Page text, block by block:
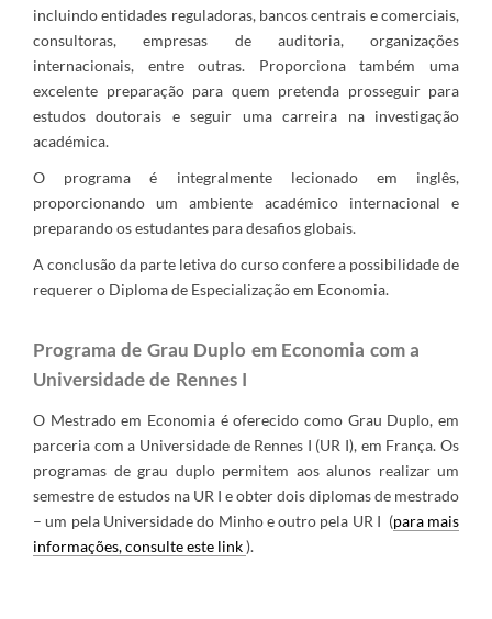
incluindo entidades reguladoras, bancos centrais e comerciais,
consultoras, empresas de auditoria, organizações
internacionais, entre outras. Proporciona também uma
excelente preparação para quem pretenda prosseguir para
estudos doutorais e seguir uma carreira na investigação
académica.
O programa é integralmente lecionado em inglês,
proporcionando um ambiente académico internacional e
preparando os estudantes para desafios globais.
A conclusão da parte letiva do curso confere a possibilidade de
requerer o Diploma de Especialização em Economia.
Programa de Grau Duplo em Economia com a
Universidade de Rennes I
O Mestrado em Economia é oferecido como Grau Duplo, em
parceria com a Universidade de Rennes I (UR I), em França. Os
programas de grau duplo permitem aos alunos realizar um
semestre de estudos na UR I e obter dois diplomas de mestrado
– um pela Universidade do Minho e outro pela UR I (para mais
informações, consulte este link​).